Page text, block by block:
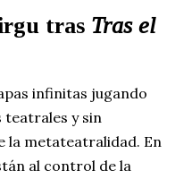
tras Tras el
infinitas jugando
teatrales y sin
la metateatralidad. En
al control de la